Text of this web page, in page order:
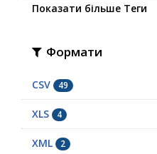
Показати більше Теги
Формати
CSV 49
XLS 4
XML 2